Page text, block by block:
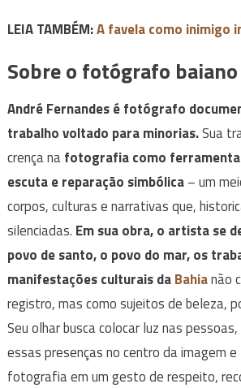
LEIA TAMBÉM:A favela como inimigo
Sobre o fotógrafo baiano
André Fernandes é fotógrafo
trabalho voltado para minorias.Sua
crença nafotografia como ferramenta
escuta e reparação simbólica– um
corpos, culturas e narrativas que,
silenciadas. Em sua obra, o artista se
povo de santo, o povo do mar, os
manifestações culturais daBahianão
registro, mas como sujeitos de beleza,
Seu olhar busca colocar luz nas
essas presenças no centro da imagem
fotografia em um gesto de respeito,